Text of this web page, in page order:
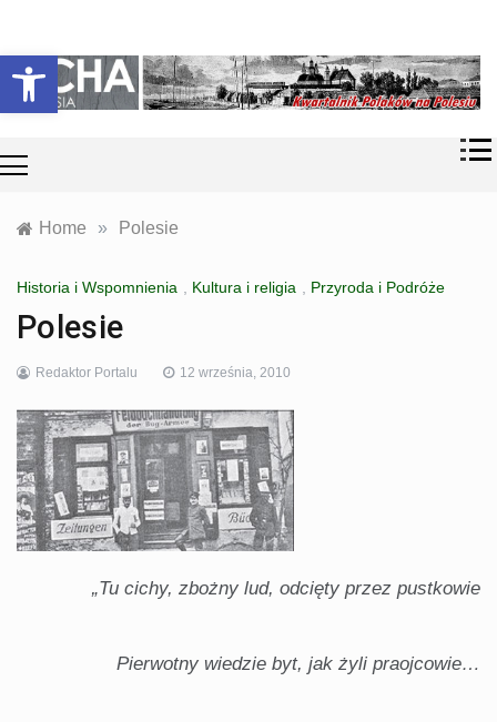
Otwórz pasek narzędzi
content
Echa
Polesia
współczesność
Polaków na
Polesiu.
Home » Polesie
Historia i Wspomnienia , Kultura i religia , Przyroda i Podróże
Polesie
Redaktor Portalu 12 września, 2010
„Tu cichy, zbożny lud, odcięty przez pustkowie
Pierwotny wiedzie byt, jak żyli praoj­cowie…